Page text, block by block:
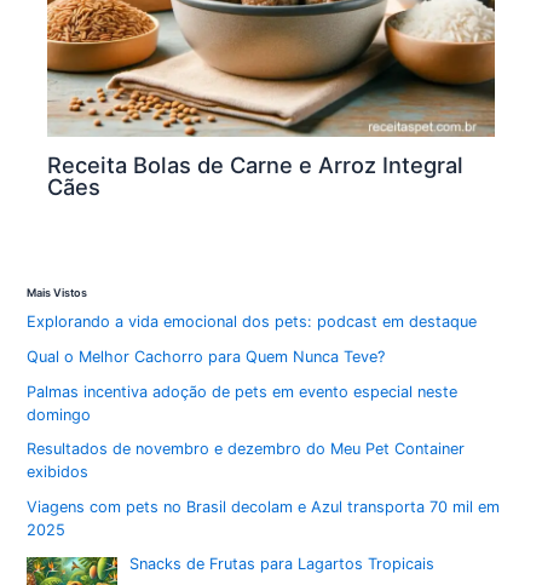
Receita Bolas de Carne e Arroz Integral
Cães
Mais Vistos
Explorando a vida emocional dos pets: podcast em destaque
Qual o Melhor Cachorro para Quem Nunca Teve?
Palmas incentiva adoção de pets em evento especial neste
domingo
Resultados de novembro e dezembro do Meu Pet Container
exibidos
Viagens com pets no Brasil decolam e Azul transporta 70 mil em
2025
Snacks de Frutas para Lagartos Tropicais